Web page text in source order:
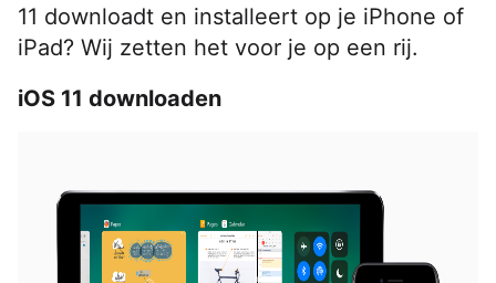
11 downloadt en installeert op je iPhone of
iPad? Wij zetten het voor je op een rij.
iOS 11 downloaden